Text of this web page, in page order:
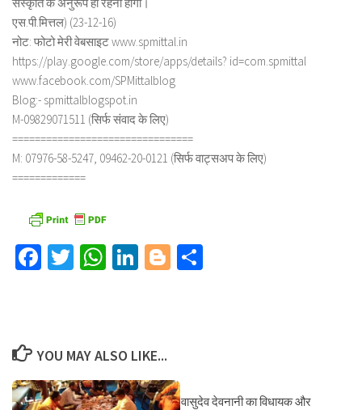
एस.पी.मित्तल) (23-12-16)
नोट: फोटो मेरी वेबसाइट www.spmittal.in
https://play.google.com/store/apps/details? id=com.spmittal
www.facebook.com/SPMittalblog
Blog:- spmittalblogspot.in
M-09829071511 (सिर्फ संवाद के लिए)
================================
M: 07976-58-5247, 09462-20-0121 (सिर्फ वाट्सअप के लिए)
=============
Facebook
TwitterWhatsApp
LinkedIn
Blogger
YOU MAY ALSO LIKE...
वासुदेव देवनानी का विधायक और